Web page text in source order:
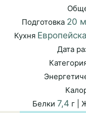
Подготовка 20
Кухня
Дата
Белки 7,4 г |